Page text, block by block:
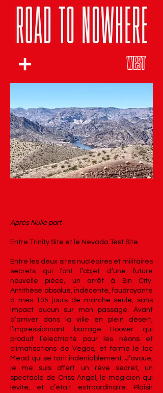
WEST
Après Nulle part
Entre Trinity Site et le Nevada Test Site.
Entre les deux sites nucléaires et militaires
secrets qui font l’objet d’une future
nouvelle pièce, un arrêt à Sin City.
Antithèse absolue, indécente, foudroyante
à mes 105 jours de marche seule, sans
impact aucun sur mon passage. Avant
d’arriver dans la ville en plein désert,
l’impressionnant barrage Hoover qui
produit l’électricité pour les néons et
climatisations de Vegas, et forme le lac
Mead qui se tarit indéniablement. J’avoue,
je me suis offert un rêve secret, un
spectacle de Criss Angel, le magicien qui
lévite, et c’était extraordinaire. Plaisir